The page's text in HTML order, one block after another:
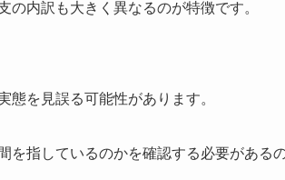
内訳も大きく異なるのが特徴です。
態を見誤る可能性があります。
指しているのかを確認する必要があるの